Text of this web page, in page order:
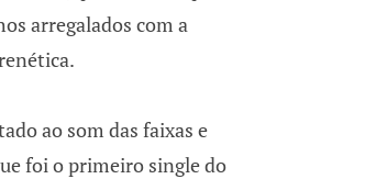
arregalados com a
ao som das faixas e
foi o primeiro single do